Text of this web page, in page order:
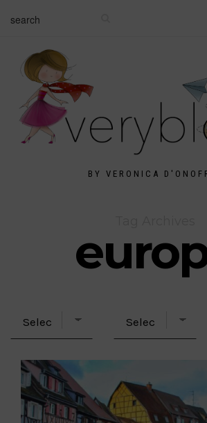
BY VERONICA